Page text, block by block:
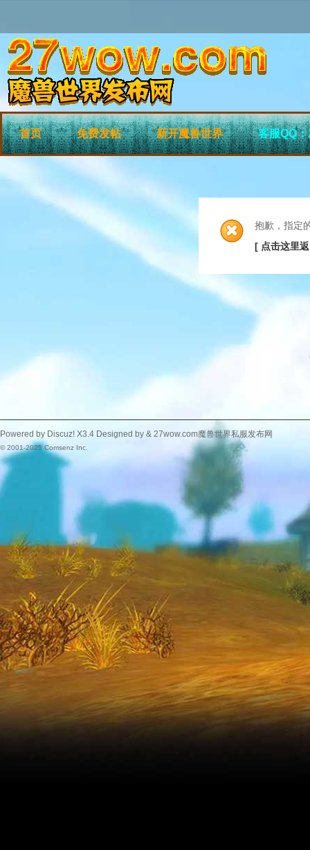
首页 免费发帖 新开魔兽世界 客服QQ
抱歉，指定
[ 点击这里
Powered by Discuz! X3.4 Designed by & 27wow.com魔兽世界私服发布网
© 2001-2025Comsenz Inc.